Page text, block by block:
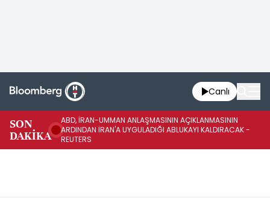
Canlı
SON
DAKİKA
ABD, İRAN-UMMAN ANLAŞMASININ AÇIKLANMASININ
ARDINDAN İRAN'A UYGULADIĞI ABLUKAYI KALDIRACAK -
REUTERS